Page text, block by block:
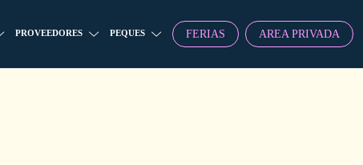
PROVEEDORES PEQUES FERIAS AREA PRIVADA